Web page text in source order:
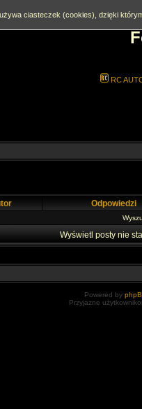
RC
Odpowiedzi
Wyświetl posty nie
Powered by
Przyjazne
ciasteczek (cookies), dzięki